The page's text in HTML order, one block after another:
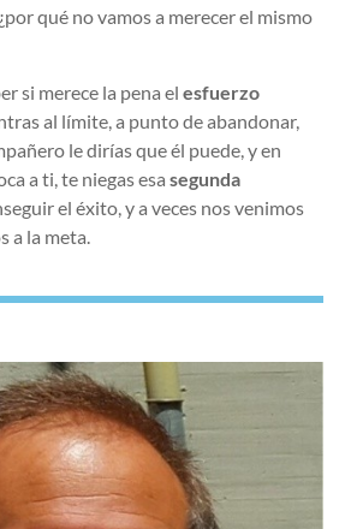
qué no vamos a merecer el mismo
si merece la pena elesfuerzo
al límite, a punto de abandonar,
le dirías que él puede, y en
a ti, te niegas esasegunda
el éxito, y a veces nos venimos
a la meta.